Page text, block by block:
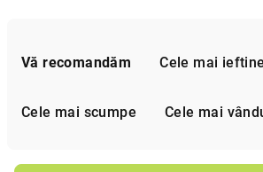
Vă recomandăm Cele mai ieftine
Cele mai scumpe Cele mai